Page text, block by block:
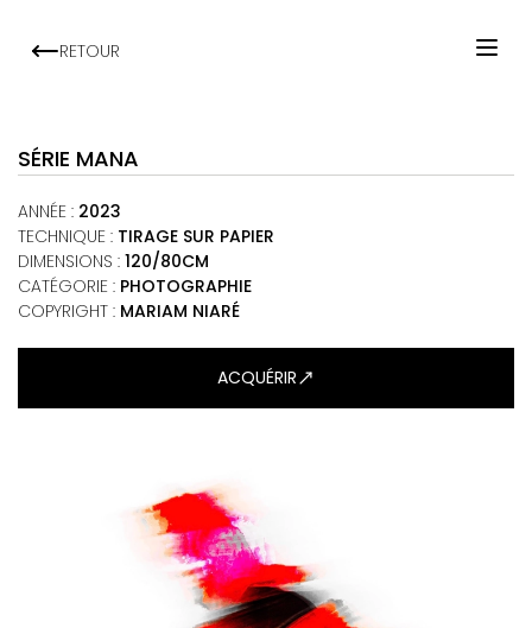
RETOUR
VIEWING ROOM
MALI ART CLUB
ART'ACTU
À PROPOS
CONTACT
SÉRIE MANA
ANNÉE : 2023
TECHNIQUE : TIRAGE SUR PAPIER
DIMENSIONS : 120/80CM
CATÉGORIE : PHOTOGRAPHIE
COPYRIGHT : MARIAM NIARÉ
ACQUÉRIR